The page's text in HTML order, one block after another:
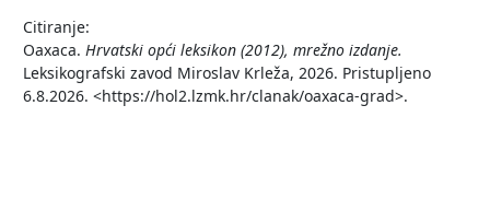
Citiranje:
Oaxaca. Hrvatski opći leksikon (2012), mrežno izdanje.
Leksikografski zavod Miroslav Krleža, 2026. Pristupljeno
6.8.2026. <https://hol2.lzmk.hr/clanak/oaxaca-grad>.